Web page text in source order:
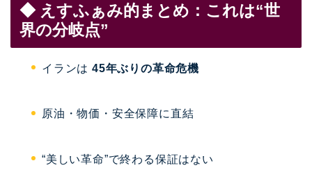
◆ えすふぁみ的まとめ：これは“世
界の分岐点”
イランは 45年ぶりの革命危機
原油・物価・安全保障に直結
“美しい革命”で終わる保証はない